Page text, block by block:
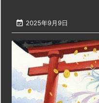
 2025年9月9日